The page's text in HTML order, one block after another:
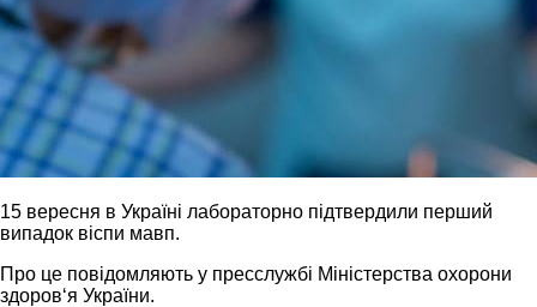
15 вересня в Україні лабораторно підтвердили перший
випадок віспи мавп.
Про це повідомляють у пресслужбі Міністерства охорони
здоров‘я України.